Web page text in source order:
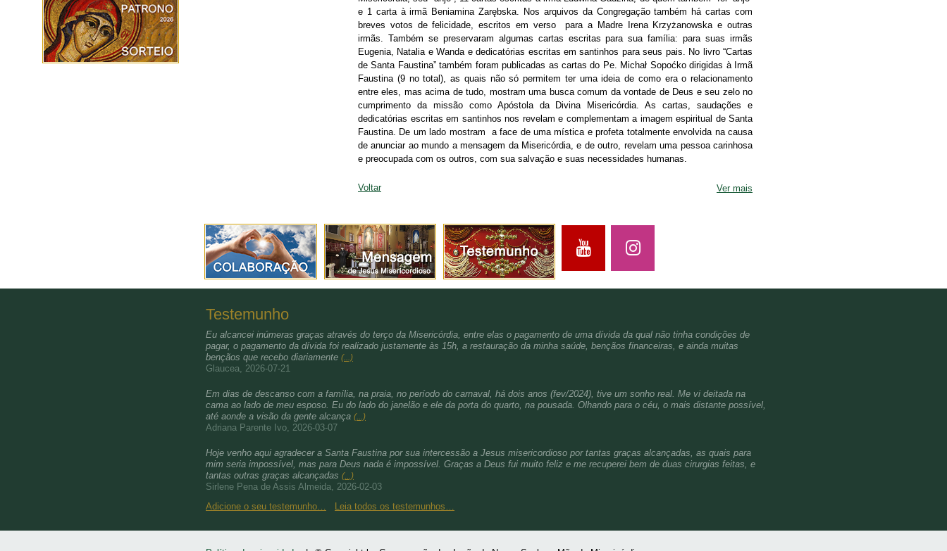
e 1 carta à irmã Beniamina Zarębska. Nos arquivos da Congregação também há cartas com
breves votos de felicidade, escritos em verso para a Madre Irena Krzyżanowska e outras
irmãs. Também se preservaram algumas cartas escritas para sua família: para suas irmãs
Eugenia, Natalia e Wanda e dedicatórias escritas em santinhos para seus pais. No livro “Cartas
de Santa Faustina” também foram publicadas as cartas do Pe. Michał Sopoćko dirigidas à Irmã
Faustina (9 no total), as quais não só permitem ter uma ideia de como era o relacionamento
entre eles, mas acima de tudo, mostram uma busca comum da vontade de Deus e seu zelo no
cumprimento da missão como Apóstola da Divina Misericórdia. As cartas, saudações e
dedicatórias escritas em santinhos nos revelam e complementam a imagem espiritual de Santa
Faustina. De um lado mostram a face de uma mística e profeta totalmente envolvida na causa
de anunciar ao mundo a mensagem da Misericórdia, e de outro, revelam uma pessoa carinhosa
e preocupada com os outros, com sua salvação e suas necessidades humanas.
Ver mais
Voltar
Testemunho
Eu alcancei inúmeras graças através do terço da Misericórdia, entre elas o pagamento de uma dívida da qual não tinha condições de
pagar, o pagamento da dívida foi realizado justamente às 15h, a restauração da minha saúde, bençãos financeiras, e ainda muitas
bençãos que recebo diariamente (...)
Glaucea, 2026-07-21
Em dias de descanso com a família, na praia, no período do carnaval, há dois anos (fev/2024), tive um sonho real. Me vi deitada na
cama ao lado de meu esposo. Eu do lado do janelão e ele da porta do quarto, na pousada. Olhando para o céu, o mais distante possível,
até aonde a visão da gente alcança (...)
Adriana Parente Ivo, 2026-03-07
Hoje venho aqui agradecer a Santa Faustina por sua intercessão a Jesus misericordioso por tantas graças alcançadas, as quais para
mim seria impossível, mas para Deus nada é impossível. Graças a Deus fui muito feliz e me recuperei bem de duas cirurgias feitas, e
tantas outras graças alcançadas (...)
Sirlene Pena de Assis Almeida, 2026-02-03
Adicione o seu testemunho…
Leia todos os testemunhos…